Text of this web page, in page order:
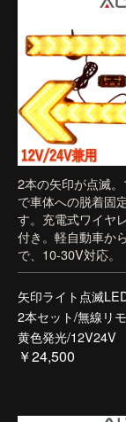
2本の矢印が点滅。
で車体への脱着固
す。充電式ワイヤ
付き。軽自動車か
で、10-30V対応。
矢印ライト点滅
2本セット/無線リ
黄色発光/12V24V
￥24,500